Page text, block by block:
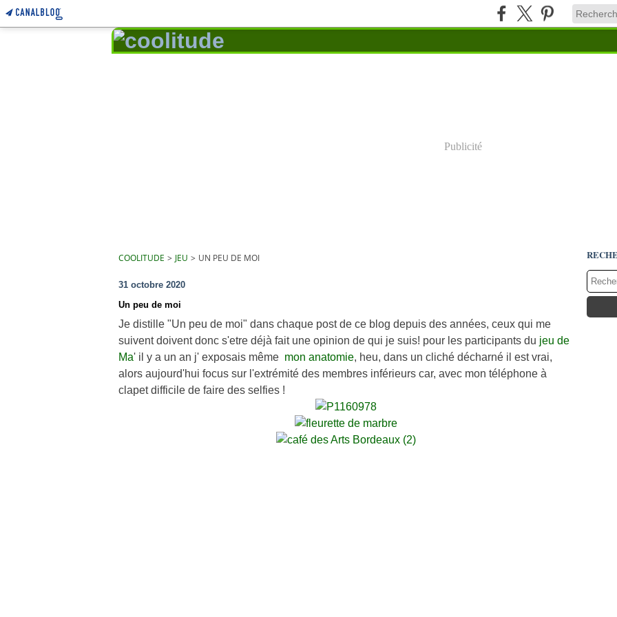
Publicité
COOLITUDE > JEU > UN PEU DE MOI
31 octobre 2020
Un peu de moi
Je distille "Un peu de moi" dans chaque post de ce blog depuis des années, ceux qui me
suivent doivent donc s'etre déjà fait une opinion de qui je suis! pour les participants du jeu de
Ma' il y a un an j' exposais même mon anatomie, heu, dans un cliché décharné il est vrai,
alors aujourd'hui focus sur l'extrémité des membres inférieurs car, avec mon téléphone à
clapet difficile de faire des selfies !